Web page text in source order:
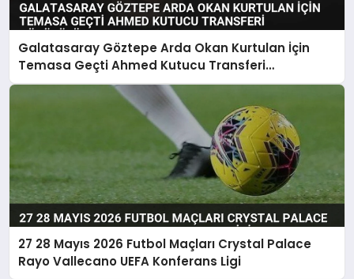
Galatasaray Göztepe Arda Okan Kurtulan İçin
Temasa Geçti Ahmed Kutucu Transferi
Görüşülüyor
27 28 Mayıs 2026 Futbol Maçları Crystal Palace
Rayo Vallecano UEFA Konferans Ligi